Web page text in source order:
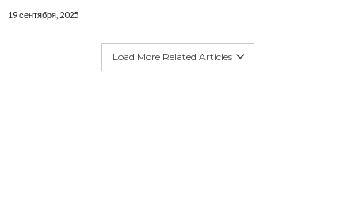
19 сентября, 2025
Load More Related Articles